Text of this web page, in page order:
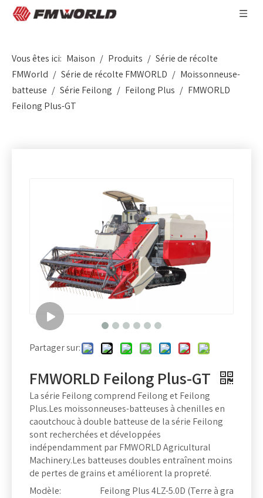
Vous êtes ici: Maison / Produits / Série de récolte
FMWorld / Série de récolte FMWORLD / Moissonneuse-
batteuse / Série Feilong / Feilong Plus / FMWORLD
Feilong Plus-GT
Partager sur:
FMWORLD Feilong Plus-GT
La série Feilong comprend Feilong et Feilong
Plus.Les moissonneuses-batteuses à chenilles en
caoutchouc à double batteuse de la série Feilong
sont recherchées et développées
indépendamment par FMWORLD Agricultural
Machinery.Les batteuses doubles entraînent moins
de pertes de grains et améliorent la propreté.
Modèle:
Feilong Plus 4LZ-5.0D (Terre à gra